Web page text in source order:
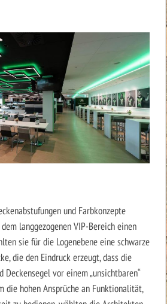
und Farbkonzepte
langgezogenen VIP-Bereich einen
sie für die Logenebene eine schwarze
die den Eindruck erzeugt, dass die
Deckensegel vor einem „unsichtbaren“
die hohen Ansprüche an Funktionalität,